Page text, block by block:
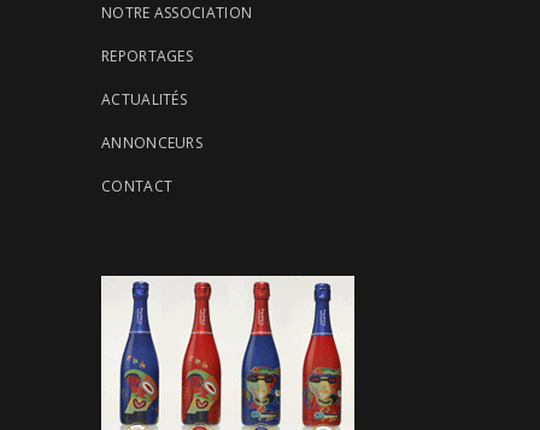
NOTRE ASSOCIATION
REPORTAGES
ACTUALITÉS
ANNONCEURS
CONTACT